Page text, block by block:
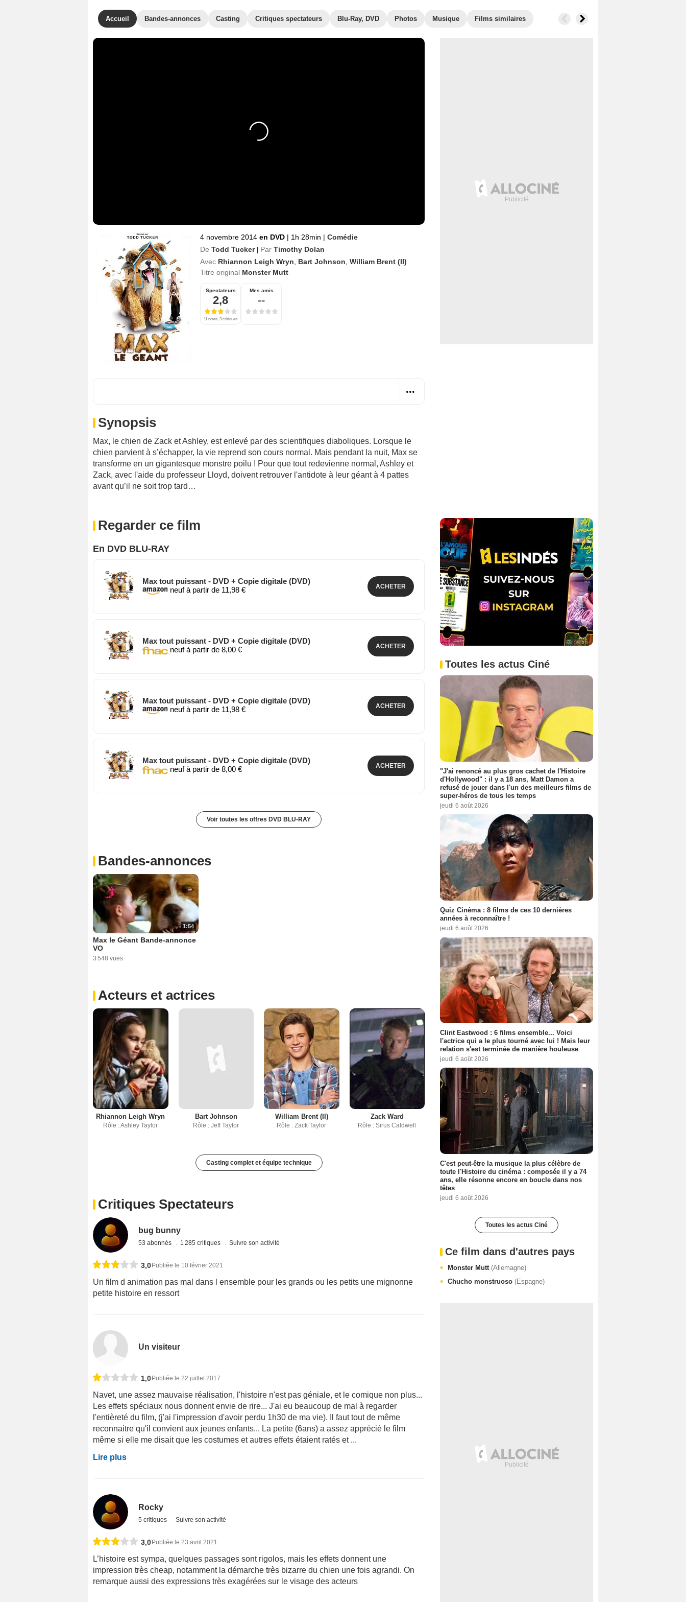
Accueil Bandes-annonces Casting Critiques spectateurs Blu-Ray, DVD Photos Musique Films similaires
4 novembre 2014 en DVD | 1h 28min | Comédie
De Todd Tucker | Par Timothy Dolan
Avec Rhiannon Leigh Wryn Bart Johnson William Brent (II)
Titre original Monster Mutt
Spectateurs
2,8
11 notes, 3 critiques
Mes amis
--
Synopsis
Max, le chien de Zack et Ashley, est enlevé par des scientifiques diaboliques. Lorsque le
chien parvient à s’échapper, la vie reprend son cours normal. Mais pendant la nuit, Max se
transforme en un gigantesque monstre poilu ! Pour que tout redevienne normal, Ashley et
Zack, avec l'aide du professeur Lloyd, doivent retrouver l'antidote à leur géant à 4 pattes
avant qu’il ne soit trop tard…
Regarder ce film
En DVD BLU-RAY
Max tout puissant - DVD + Copie digitale (DVD)
neuf à partir de 11,98 €
ACHETER
Max tout puissant - DVD + Copie digitale (DVD)
neuf à partir de 8,00 €
ACHETER
Max tout puissant - DVD + Copie digitale (DVD)
neuf à partir de 11,98 €
ACHETER
Max tout puissant - DVD + Copie digitale (DVD)
neuf à partir de 8,00 €
ACHETER
Voir toutes les offres DVD BLU-RAY
Bandes-annonces
1:54
Max le Géant Bande-annonce
VO
3 548 vues
Acteurs et actrices
Rhiannon Leigh Wryn
Rôle : Ashley Taylor
Bart Johnson
Rôle : Jeff Taylor
William Brent (II)
Rôle : Zack Taylor
Zack Ward
Rôle : Sirus Caldwell
Casting complet et équipe technique
Critiques Spectateurs
bug bunny
53 abonnés 1 285 critiques Suivre son activité
3,0Publiée le 10 février 2021
Un film d animation pas mal dans l ensemble pour les grands ou les petits une mignonne
petite histoire en ressort
Un visiteur
1,0Publiée le 22 juillet 2017
Navet, une assez mauvaise réalisation, l'histoire n'est pas géniale, et le comique non plus...
Les effets spéciaux nous donnent envie de rire... J'ai eu beaucoup de mal à regarder
l'entièreté du film, (j'ai l'impression d'avoir perdu 1h30 de ma vie). Il faut tout de même
reconnaitre qu'il convient aux jeunes enfants... La petite (6ans) a assez apprécié le film
même si elle me disait que les costumes et autres effets étaient ratés et ...
Lire plus
Rocky
5 critiques Suivre son activité
3,0Publiée le 23 avril 2021
L’histoire est sympa, quelques passages sont rigolos, mais les effets donnent une
impression très cheap, notamment la démarche très bizarre du chien une fois agrandi. On
remarque aussi des expressions très exagérées sur le visage des acteurs
Toutes les actus Ciné
"J'ai renoncé au plus gros cachet de l'Histoire
d'Hollywood" : il y a 18 ans, Matt Damon a
refusé de jouer dans l'un des meilleurs films de
super-héros de tous les temps
jeudi 6 août 2026
Quiz Cinéma : 8 films de ces 10 dernières
années à reconnaître !
jeudi 6 août 2026
Clint Eastwood : 6 films ensemble... Voici
l'actrice qui a le plus tourné avec lui ! Mais leur
relation s'est terminée de manière houleuse
jeudi 6 août 2026
C'est peut-être la musique la plus célèbre de
toute l'Histoire du cinéma : composée il y a 74
ans, elle résonne encore en boucle dans nos
têtes
jeudi 6 août 2026
Toutes les actus Ciné
Ce film dans d'autres pays
Monster Mutt (Allemagne)
Chucho monstruoso (Espagne)